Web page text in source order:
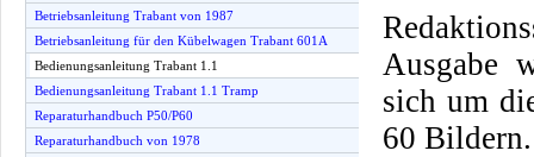
Betriebsanleitung Trabant von 1987
Betriebsanleitung für den Kübelwagen Trabant 601A
Bedienungsanleitung Trabant 1.1
Bedienungsanleitung Trabant 1.1 Tramp
Reparaturhandbuch P50/P60
Reparaturhandbuch von 1978
Ausgabe
sich um
60 Bildern.